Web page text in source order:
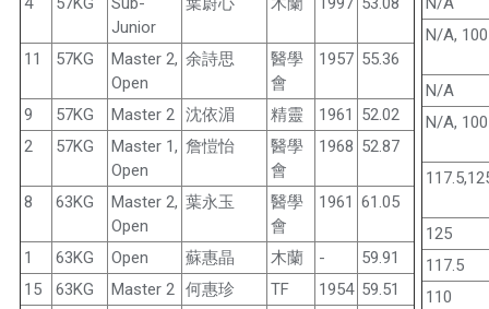
Junior
11 57KG
Master 2,
Open
余詩思
醫學
會
1957 55.36
9 57KG Master 2 沈依湄 精靈 1961
52.02
2
57KG
Master 1,
Open
詹愷怡
醫學
會
1968 52.87
8 63KG
Master 2,
Open
葉永玉
醫學
會
1961 61.05
1 63KG Open 蘇惠晶 木蘭 -
59.91
15
63KG Master 2 何惠珍 TF 1954 59.51
N/A, 100
N/A
N/A, 100
125
117.5
110